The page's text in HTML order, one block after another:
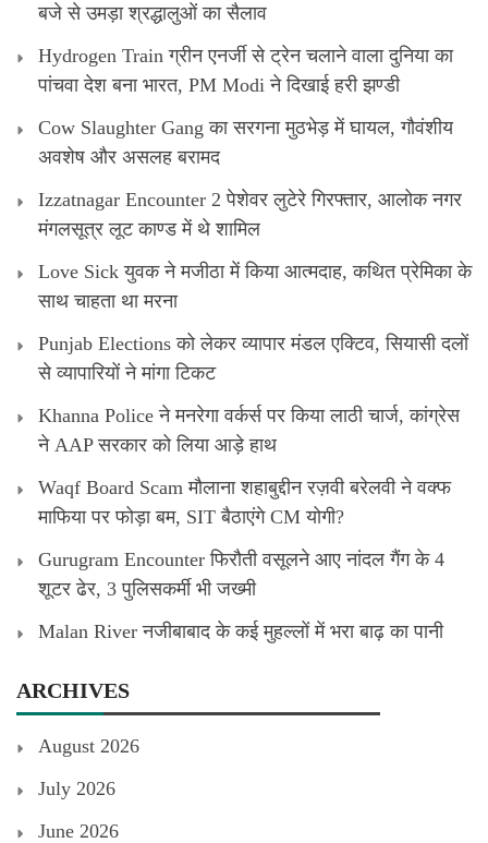
बजे से उमड़ा श्रद्धालुओं का सैलाव
Hydrogen Train ग्रीन एनर्जी से ट्रेन चलाने वाला दुनिया का
पांचवा देश बना भारत, PM Modi ने दिखाई हरी झण्डी
Cow Slaughter Gang का सरगना मुठभेड़ में घायल, गौवंशीय
अवशेष और असलह बरामद
Izzatnagar Encounter 2 पेशेवर लुटेरे गिरफ्तार, आलोक नगर
मंगलसूत्र लूट काण्‍ड में थे शामिल
Love Sick युवक ने मजीठा में किया आत्मदाह, कथित प्रेमिका के
साथ चाहता था मरना
Punjab Elections को लेकर व्यापार मंडल एक्टिव, सियासी दलों
से व्यापारियों ने मांगा टिकट
Khanna Police ने मनरेगा वर्कर्स पर किया लाठी चार्ज, कांग्रेस
ने AAP सरकार को लिया आड़े हाथ
Waqf Board Scam मौलाना शहाबुद्दीन रज़वी बरेलवी ने वक्फ
माफिया पर फोड़ा बम, SIT बैठाएंगे CM योगी?
Gurugram Encounter फिरौती वसूलने आए नांदल गैंग के 4
शूटर ढेर, 3 पुलिसकर्मी भी जख्मी
Malan River नजीबाबाद के कई मुहल्लों में भरा बाढ़ का पानी
ARCHIVES
August 2026
July 2026
June 2026